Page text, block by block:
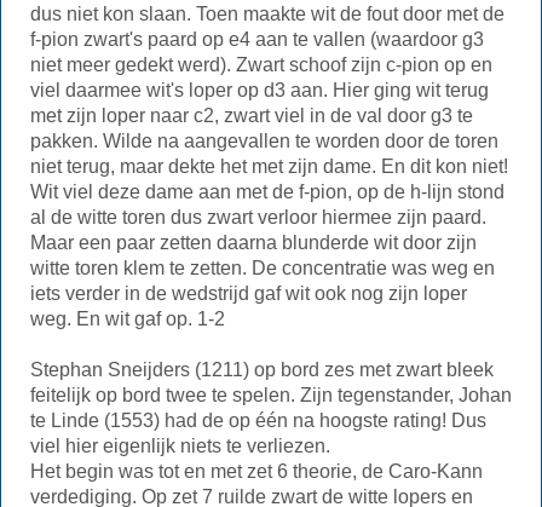
dus niet kon slaan. Toen maakte wit de fout door met de
f-pion zwart's paard op e4 aan te vallen (waardoor g3
niet meer gedekt werd). Zwart schoof zijn c-pion op en
viel daarmee wit's loper op d3 aan. Hier ging wit terug
met zijn loper naar c2, zwart viel in de val door g3 te
pakken. Wilde na aangevallen te worden door de toren
niet terug, maar dekte het met zijn dame. En dit kon niet!
Wit viel deze dame aan met de f-pion, op de h-lijn stond
al de witte toren dus zwart verloor hiermee zijn paard.
Maar een paar zetten daarna blunderde wit door zijn
witte toren klem te zetten. De concentratie was weg en
iets verder in de wedstrijd gaf wit ook nog zijn loper
weg. En wit gaf op. 1-2
Stephan Sneijders (1211) op bord zes met zwart bleek
feitelijk op bord twee te spelen. Zijn tegenstander, Johan
te Linde (1553) had de op één na hoogste rating! Dus
viel hier eigenlijk niets te verliezen.
Het begin was tot en met zet 6 theorie, de Caro-Kann
verdediging. Op zet 7 ruilde zwart de witte lopers en